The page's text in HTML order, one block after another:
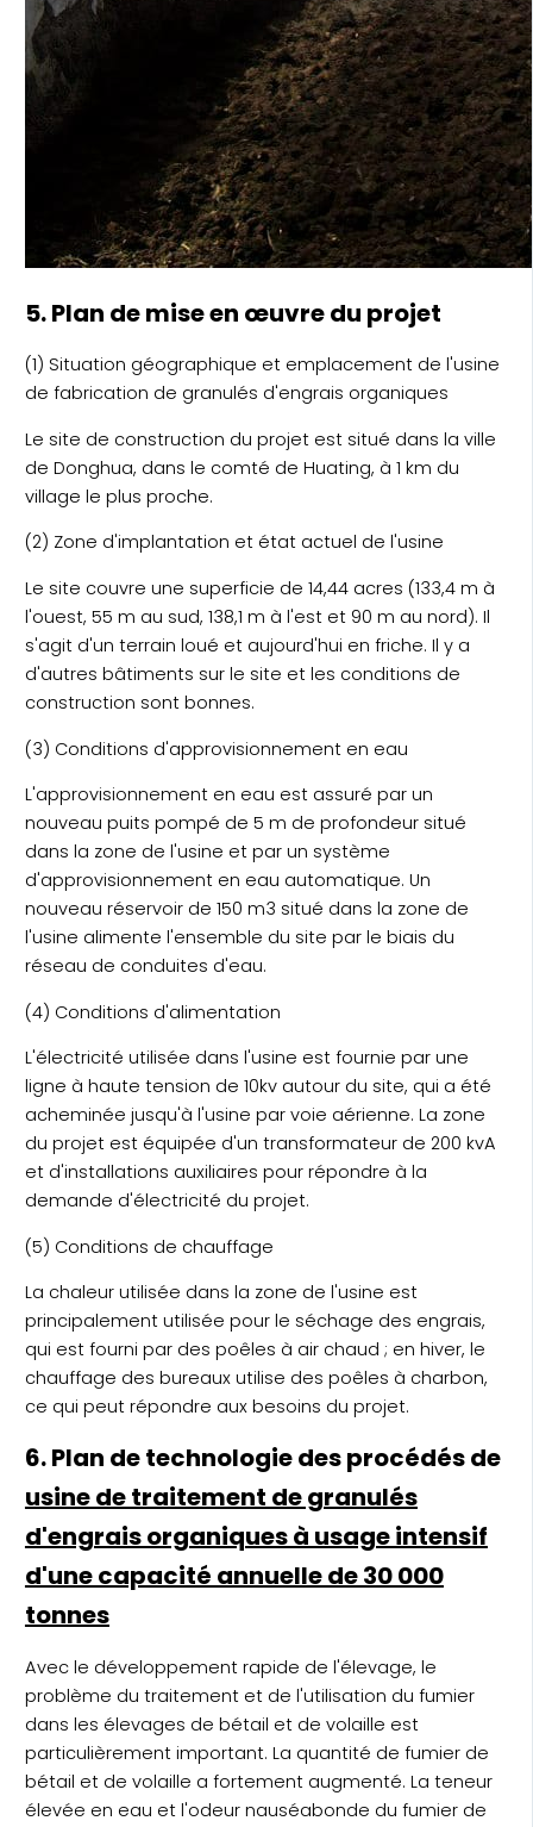
5. Plan de mise en œuvre du projet
(1) Situation géographique et emplacement de l'usine
de fabrication de granulés d'engrais organiques
Le site de construction du projet est situé dans la ville
de Donghua, dans le comté de Huating, à 1 km du
village le plus proche.
(2) Zone d'implantation et état actuel de l'usine
Le site couvre une superficie de 14,44 acres (133,4 m à
l'ouest, 55 m au sud, 138,1 m à l'est et 90 m au nord). Il
s'agit d'un terrain loué et aujourd'hui en friche. Il y a
d'autres bâtiments sur le site et les conditions de
construction sont bonnes.
(3) Conditions d'approvisionnement en eau
L'approvisionnement en eau est assuré par un
nouveau puits pompé de 5 m de profondeur situé
dans la zone de l'usine et par un système
d'approvisionnement en eau automatique. Un
nouveau réservoir de 150 m3 situé dans la zone de
l'usine alimente l'ensemble du site par le biais du
réseau de conduites d'eau.
(4) Conditions d'alimentation
L'électricité utilisée dans l'usine est fournie par une
ligne à haute tension de 10kv autour du site, qui a été
acheminée jusqu'à l'usine par voie aérienne. La zone
du projet est équipée d'un transformateur de 200 kvA
et d'installations auxiliaires pour répondre à la
demande d'électricité du projet.
(5) Conditions de chauffage
La chaleur utilisée dans la zone de l'usine est
principalement utilisée pour le séchage des engrais,
qui est fourni par des poêles à air chaud ; en hiver, le
chauffage des bureaux utilise des poêles à charbon,
ce qui peut répondre aux besoins du projet.
6. Plan de technologie des procédés de
usine de traitement de granulés
d'engrais organiques à usage intensif
d'une capacité annuelle de 30 000
tonnes
Avec le développement rapide de l'élevage, le
problème du traitement et de l'utilisation du fumier
dans les élevages de bétail et de volaille est
particulièrement important. La quantité de fumier de
bétail et de volaille a fortement augmenté. La teneur
élevée en eau et l'odeur nauséabonde du fumier de